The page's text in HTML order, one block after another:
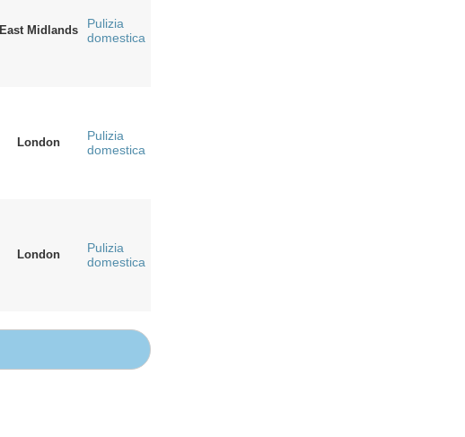
East Midlands
Pulizia
domestica
London
Pulizia
domestica
London
Pulizia
domestica